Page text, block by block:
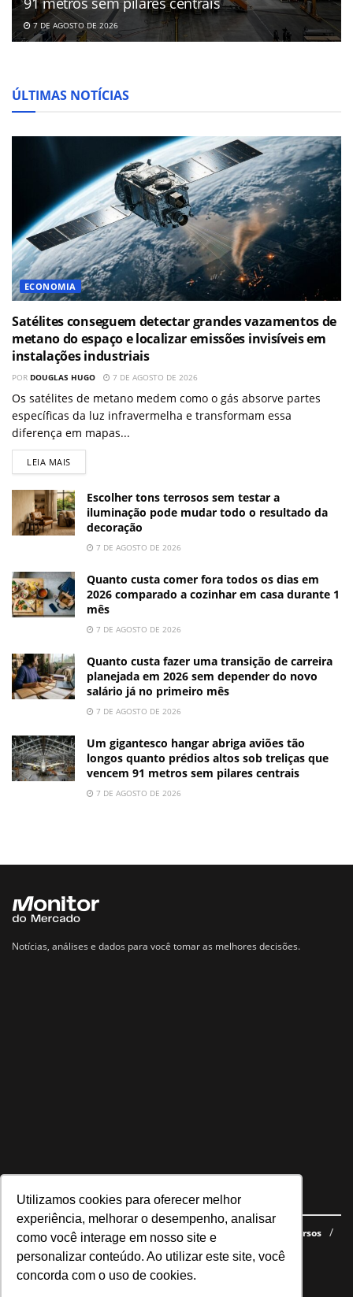
Utilizamos cookies para oferecer melhor
experiência, melhorar o desempenho, analisar
como você interage em nosso site e
personalizar conteúdo. Ao utilizar este site, você
concorda com o uso de cookies.
7 DE AGOSTO DE 2026
ÚLTIMAS NOTÍCIAS
ECONOMIA
Satélites conseguem detectar grandes vazamentos de
metano do espaço e localizar emissões invisíveis em
instalações industriais
POR DOUGLAS HUGO 7 DE AGOSTO DE 2026
Os satélites de metano medem como o gás absorve partes
específicas da luz infravermelha e transformam essa
diferença em mapas...
LEIA MAIS
Escolher tons terrosos sem testar a
iluminação pode mudar todo o resultado da
decoração
7 DE AGOSTO DE 2026
Quanto custa comer fora todos os dias em
2026 comparado a cozinhar em casa durante 1
mês
7 DE AGOSTO DE 2026
Quanto custa fazer uma transição de carreira
planejada em 2026 sem depender do novo
salário já no primeiro mês
7 DE AGOSTO DE 2026
Um gigantesco hangar abriga aviões tão
longos quanto prédios altos sob treliças que
vencem 91 metros sem pilares centrais
7 DE AGOSTO DE 2026
Notícias, análises e dados para você tomar as melhores decisões.
Navegue no site
Últimas notícias Quem somos E-books gratuitos
Cursos
Política de privacidade